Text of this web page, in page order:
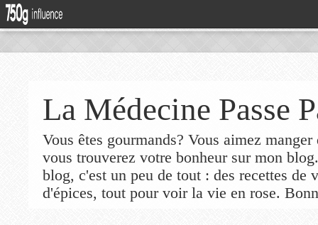
La Médecine Passe
Vous êtes gourmands? Vous aimez
vous trouverez votre bonheur sur mon
blog, c'est un peu de tout : des recettes de
d'épices, tout pour voir la vie en rose.